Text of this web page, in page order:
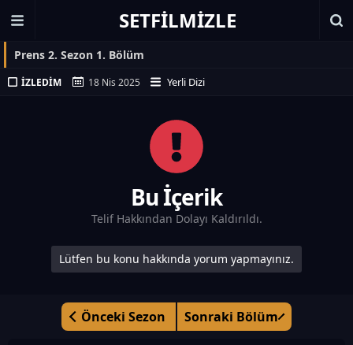
SETFILMIZLE
Prens 2. Sezon 1. Bölüm
İZLEDIM 18 Nis 2025 Yerli Dizi
Bu İçerik
Telif Hakkından Dolayı Kaldırıldı.
Lütfen bu konu hakkında yorum yapmayınız.
Önceki Sezon Sonraki Bölüm